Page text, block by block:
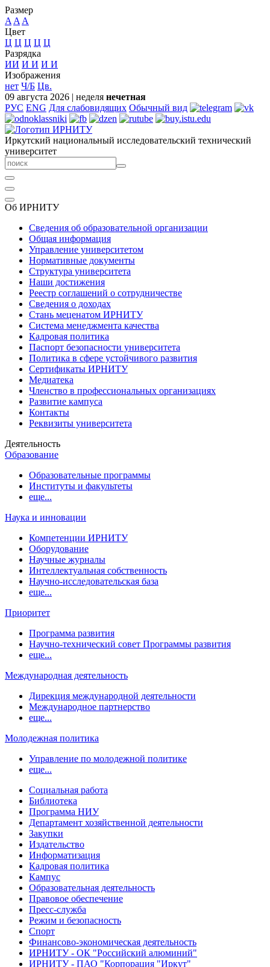
Размер
A A A
Цвет
Ц Ц Ц Ц Ц
Разрядка
ИИ И И И И
Изображения
нет Ч/Б Цв.
09 августа 2026 | неделя нечетная
РУС ENG Для слабовидящих Обычный вид
Иркутский национальный исследовательский технический
университет
Об ИРНИТУ
Сведения об образовательной организации
Общая информация
Управление университетом
Нормативные документы
Структура университета
Наши достижения
Реестр соглашений о сотрудничестве
Сведения о доходах
Стань меценатом ИРНИТУ
Система менеджмента качества
Кадровая политика
Паспорт безопасности университета
Политика в сфере устойчивого развития
Сертификаты ИРНИТУ
Медиатека
Членство в профессиональных организациях
Развитие кампуса
Контакты
Реквизиты университета
Деятельность
Образование
Образовательные программы
Институты и факультеты
еще...
Наука и инновации
Компетенции ИРНИТУ
Оборудование
Научные журналы
Интеллектуальная собственность
Научно-исследовательская база
еще...
Приоритет
Программа развития
Научно-технический совет Программы развития
еще...
Международная деятельность
Дирекция международной деятельности
Международное партнерство
еще...
Молодежная политика
Управление по молодежной политике
еще...
Социальная работа
Библиотека
Программа НИУ
Департамент хозяйственной деятельности
Закупки
Издательство
Информатизация
Кадровая политика
Кампус
Образовательная деятельность
Правовое обеспечение
Пресс-служба
Режим и безопасность
Спорт
Финансово-экономическая деятельность
ИРНИТУ - ОК "Российский алюминий"
ИРНИТУ - ПАО "Корпорация "Иркут"